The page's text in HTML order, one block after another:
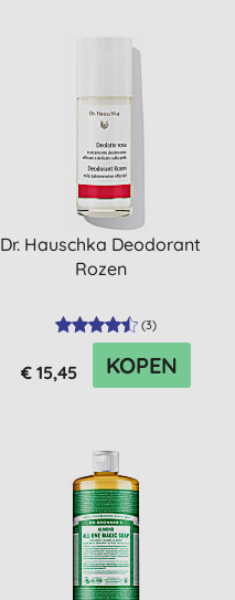
Dr. Hauschka Deodorant
Rozen
(3)
€ 15,45 KOPEN